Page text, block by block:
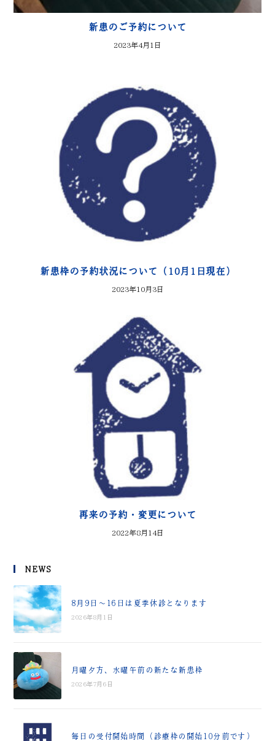
新患のご予約について
2023年4月1日
新患枠の予約状況について（10月1日現在）
2023年10月3日
再来の予約・変更について
2022年8月14日
NEWS
8月9日～16日は夏季休診となります
2026年8月1日
月曜夕方、水曜午前の新たな新患枠
2026年7月6日
毎日の受付開始時間（診療枠の開始10分前です）